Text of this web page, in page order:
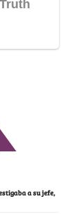
a su jefe,